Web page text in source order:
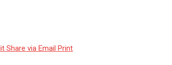
Share via Email Print